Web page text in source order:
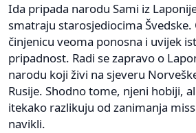
Ida pripada narodu Sami iz
smatraju starosjediocima Švedske.
činjenicu veoma ponosna i uvijek
pripadnost. Radi se zapravo o
narodu koji živi na sjeveru
Rusije. Shodno tome, njeni hobiji,
itekako razlikuju od zanimanja
navikli.